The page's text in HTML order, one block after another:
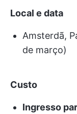
Local e data
Amsterdã,
de março)
Custo
Ingresso